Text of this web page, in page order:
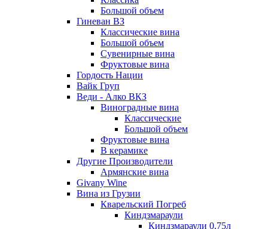
Большой объем
Гиневан ВЗ
Классические вина
Большой объем
Сувенирные вина
Фруктовые вина
Гордость Нации
Вайк Груп
Веди - Алко ВКЗ
Виноградные вина
Классические
Большой объем
Фруктовые вина
В керамике
Другие Производители
Армянские вина
Givany Wine
Вина из Грузии
Кварельский Погреб
Киндзмараули
Киндзмараули 0,75л